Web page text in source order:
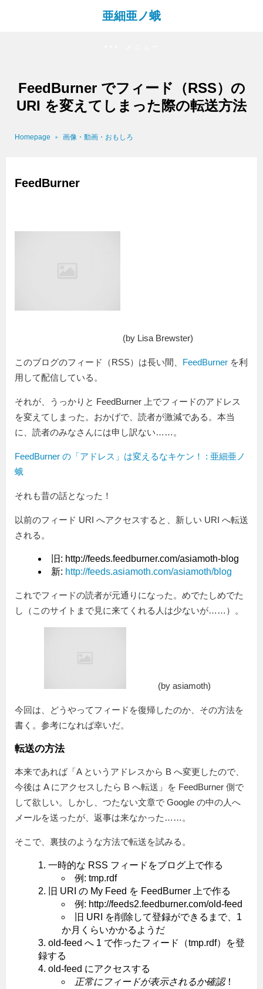
亜細亜ノ蛾
FeedBurner でフィード（RSS）の
URI を変えてしまった際の転送方法
Homepage 画像・動画・おもしろ
FeedBurner
(by Lisa Brewster)
このブログのフィード（RSS）は長い間、 FeedBurner を利
用して配信している。
それが、うっかりと FeedBurner 上でフィードのアドレス
を変えてしまった。おかげで、読者が激減である。本当
に、読者のみなさんには申し訳ない……。
FeedBurner の「アドレス」は変えるなキケン！ : 亜細亜ノ
蛾
それも昔の話となった！
以前のフィード URI へアクセスすると、新しい URI へ転送
される。
旧: http://feeds.feedburner.com/asiamoth-blog
新: http://feeds.asiamoth.com/asiamoth/blog
これでフィードの読者が元通りになった。めでたしめでた
し（このサイトまで見に来てくれる人は少ないが……）。
(by asiamoth)
今回は、どうやってフィードを復帰したのか、その方法を
書く。参考になれば幸いだ。
転送の方法
本来であれば「A というアドレスから B へ変更したので、
今後は A にアクセスしたら B へ転送」を FeedBurner 側で
して欲しい。しかし、つたない文章で Google の中の人へ
メールを送ったが、返事は来なかった……。
そこで、裏技のような方法で転送を試みる。
一時的な RSS フィードをブログ上で作る
例: tmp.rdf
旧 URI の My Feed を FeedBurner 上で作る
例: http://feeds2.feedburner.com/old-feed
旧 URI を削除して登録ができるまで、1
か月くらいかかるようだ
old-feed へ 1 で作ったフィード（tmp.rdf）を登
録する
old-feed にアクセスする
正常にフィードが表示されるか確認！